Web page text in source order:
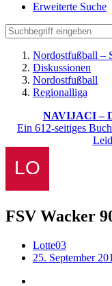
Erweiterte Suche
Nordostfußball –
Diskussionen
Nordostfußball
Regionalliga
NAVIJACI –
Ein 612-seitiges
FSV Wacker
Lotte03
25. September